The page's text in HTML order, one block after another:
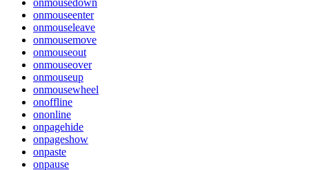
onmouseenter
onmouseleave
onmousemove
onmouseout
onmouseover
onmouseup
onmousewheel
onoffline
ononline
onpagehide
onpageshow
onpaste
onpause